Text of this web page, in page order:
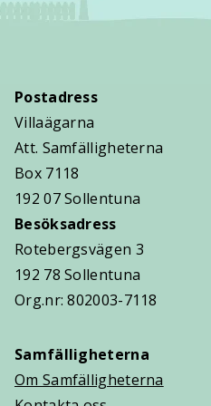
Postadress
Villaägarna
Att. Samfälligheterna
Box 7118
192 07 Sollentuna
Besöksadress
Rotebergsvägen 3
192 78 Sollentuna
Org.nr: 802003-7118
Samfälligheterna
Om Samfälligheterna